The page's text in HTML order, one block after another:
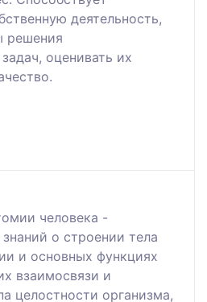
деятельность,
решения
оценивать их
человека -
о строении тела
и основных функциях
взаимосвязи и
целостности организма,